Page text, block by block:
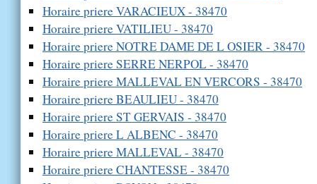
Horaire priere VARACIEUX - 38470
Horaire priere VATILIEU - 38470
Horaire priere NOTRE DAME DE L OSIER - 38470
Horaire priere SERRE NERPOL - 38470
Horaire priere MALLEVAL EN VERCORS - 38470
Horaire priere BEAULIEU - 38470
Horaire priere ST GERVAIS - 38470
Horaire priere L ALBENC - 38470
Horaire priere MALLEVAL - 38470
Horaire priere CHANTESSE - 38470